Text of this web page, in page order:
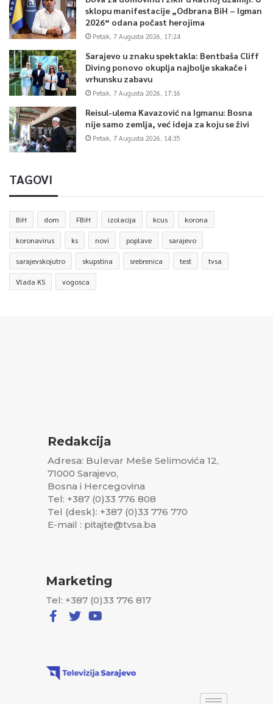
sklopu manifestacije „Odbrana BiH – Igman
2026“ odana počast herojima
Petak, 7 Augusta 2026, 17:24
Sarajevo u znaku spektakla: Bentbaša Cliff
Diving ponovo okuplja najbolje skakače i
vrhunsku zabavu
Petak, 7 Augusta 2026, 17:16
Reisul-ulema Kavazović na Igmanu: Bosna
nije samo zemlja, već ideja za koju se živi
Petak, 7 Augusta 2026, 14:35
TAGOVI
BiH dom FBiH izolacija kcus korona
koronavirus ks novi poplave sarajevo
sarajevskojutro skupstina srebrenica test tvsa
Vlada KS vogosca
Redakcija
Adresa: Bulevar Meše Selimovića 12,
71000 Sarajevo,
Bosna i Hercegovina
Tel: +387 (0)33 776 808
Tel (desk): +387 (0)33 776 770
E-mail : pitajte@tvsa.ba
Marketing
Tel: +387 (0)33 776 817